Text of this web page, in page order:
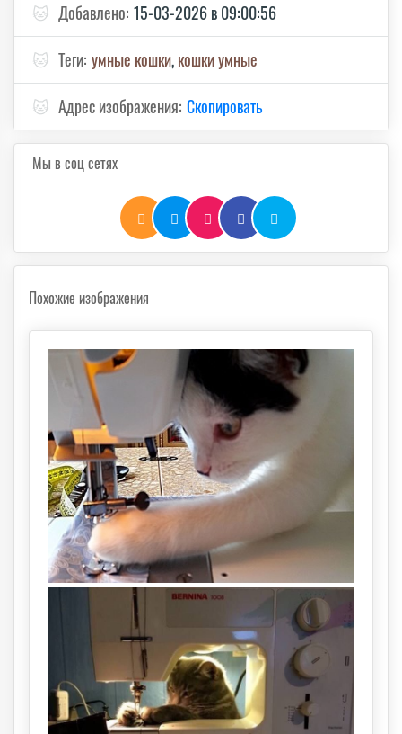
🐱 Добавлено: 15-03-2026 в 09:00:56
🐱 Теги: умные кошки,кошки умные
🐱 Адрес изображения: Скопировать
Мы в соц сетях
Похожие изображения